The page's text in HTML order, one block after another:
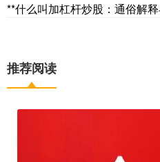
**什么叫加杠杆炒股：通俗解
推荐阅读